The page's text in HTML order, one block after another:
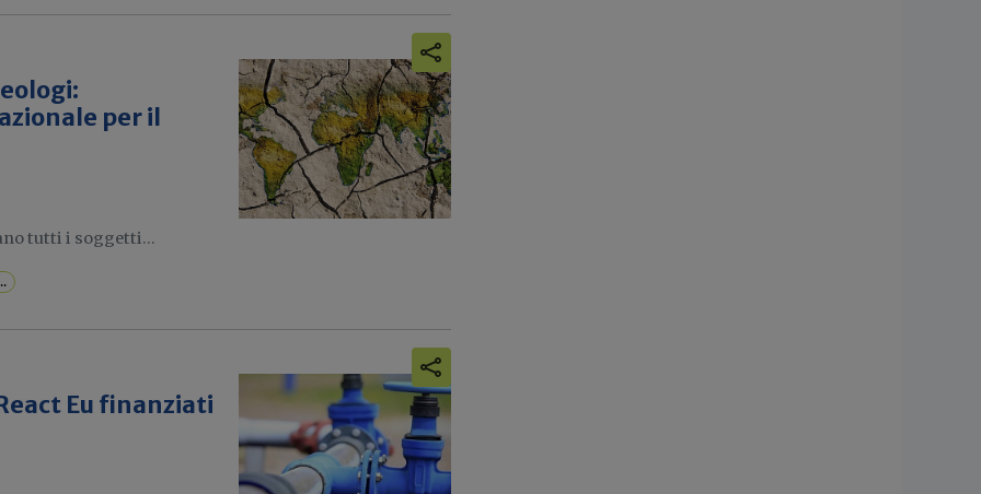
per il
tutti i soggetti...
Eu finanziati